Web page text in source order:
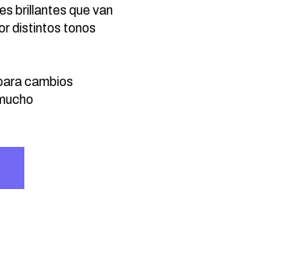
brillantes que van
distintos tonos
cambios